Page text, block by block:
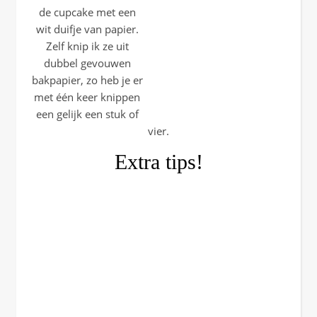
de cupcake met een
wit duifje van papier.
Zelf knip ik ze uit
dubbel gevouwen
bakpapier, zo heb je er
met één keer knippen
een gelijk een stuk of
vier.
Extra tips!